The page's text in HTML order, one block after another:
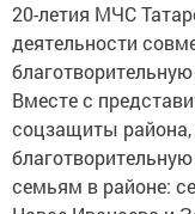
20-летия МЧС
деятельности
Вместе с
соцзащиты
семьям в районе: